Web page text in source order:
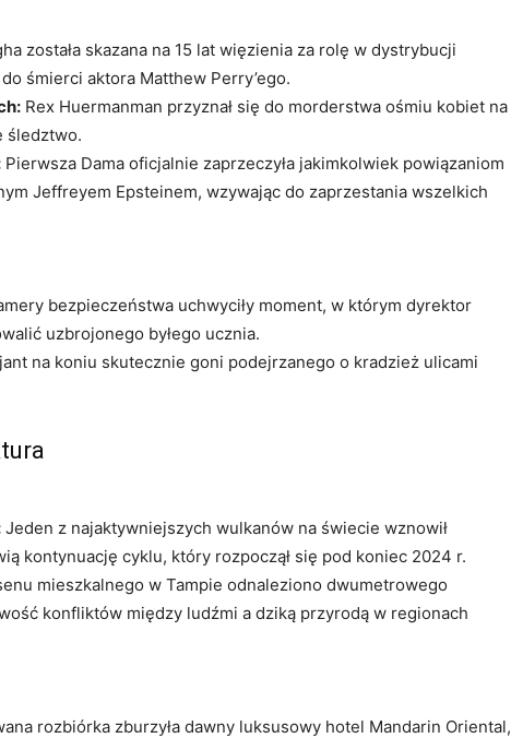
została skazana na 15 lat więzienia za rolę w dystrybucji
śmierci aktora Matthew Perry’ego.
Rex Huermanman przyznał się do morderstwa ośmiu kobiet na
śledztwo.
Pierwsza Dama oficjalnie zaprzeczyła jakimkolwiek powiązaniom
Jeffreyem Epsteinem, wzywając do zaprzestania wszelkich
bezpieczeństwa uchwyciły moment, w którym dyrektor
uzbrojonego byłego ucznia.
na koniu skutecznie goni podejrzanego o kradzież ulicami
Jeden z najaktywniejszych wulkanów na świecie wznowił
kontynuację cyklu, który rozpoczął się pod koniec 2024 r.
mieszkalnego w Tampie odnaleziono dwumetrowego
konfliktów między ludźmi a dziką przyrodą w regionach
rozbiórka zburzyła dawny luksusowy hotel Mandarin Oriental,